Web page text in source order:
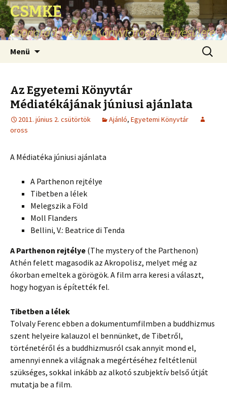
CSMKE
Csongrád Megyei Könyvtárosok Egyesülete
Menü
Az Egyetemi Könyvtár
Médiatékájának júniusi ajánlata
2011. június 2. csütörtök Ajánló, Egyetemi Könyvtár
oross
A Médiatéka júniusi ajánlata
A Parthenon rejtélye
Tibetben a lélek
Melegszik a Föld
Moll Flanders
Bellini, V.: Beatrice di Tenda
A Parthenon rejtélye (The mystery of the Parthenon)
Athén felett magasodik az Akropolisz, melyet még az
ókorban emeltek a görögök. A film arra keresi a választ,
hogy hogyan is építették fel.
Tibetben a lélek
Tolvaly Ferenc ebben a dokumentumfilmben a buddhizmus
szent helyeire kalauzol el bennünket, de Tibetről,
történetéről és a buddhizmusról csak annyit mond el,
amennyi ennek a világnak a megértéséhez feltétlenül
szükséges, sokkal inkább az alkotó szubjektív belső útját
mutatja be a film.